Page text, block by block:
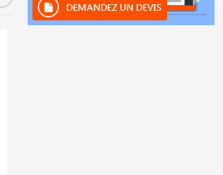
DEMANDEZ UN DEVIS